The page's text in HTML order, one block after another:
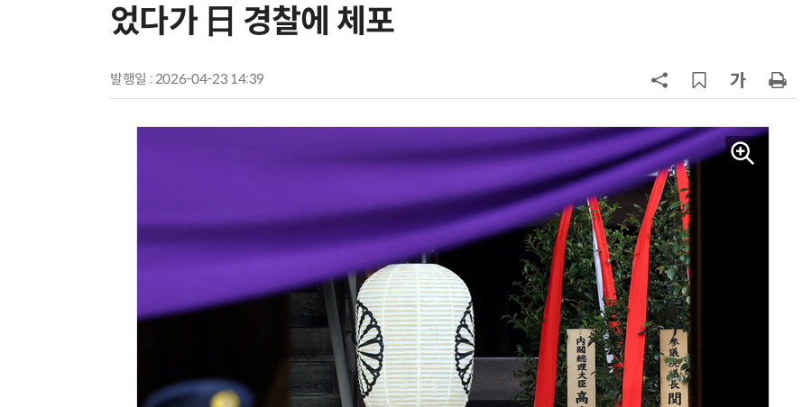
었다가 日 경찰에 체포
발행일 : 2026-04-23 14:39
인 인플루언서 체포… 7대 연쇄추돌
후 도망가
9
19세 공주도 입대…덴마크, 국방력
강화 속 군 복무 시작
10 “설마, 삼전닉스가 하루새 반토막날
까”…월가에 판돈 몰린다는데